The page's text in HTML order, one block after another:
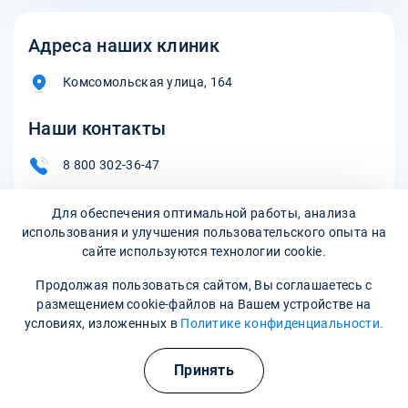
Адреса наших клиник
Комсомольская улица, 164
Наши контакты
8 800 302-36-47
Для обеспечения оптимальной работы, анализа
использования и улучшения пользовательского опыта на
сайте используются технологии cookie.
Продолжая пользоваться сайтом, Вы соглашаетесь с
размещением cookie-файлов на Вашем устройстве на
условиях, изложенных в Политике конфиденциальности.
Принять